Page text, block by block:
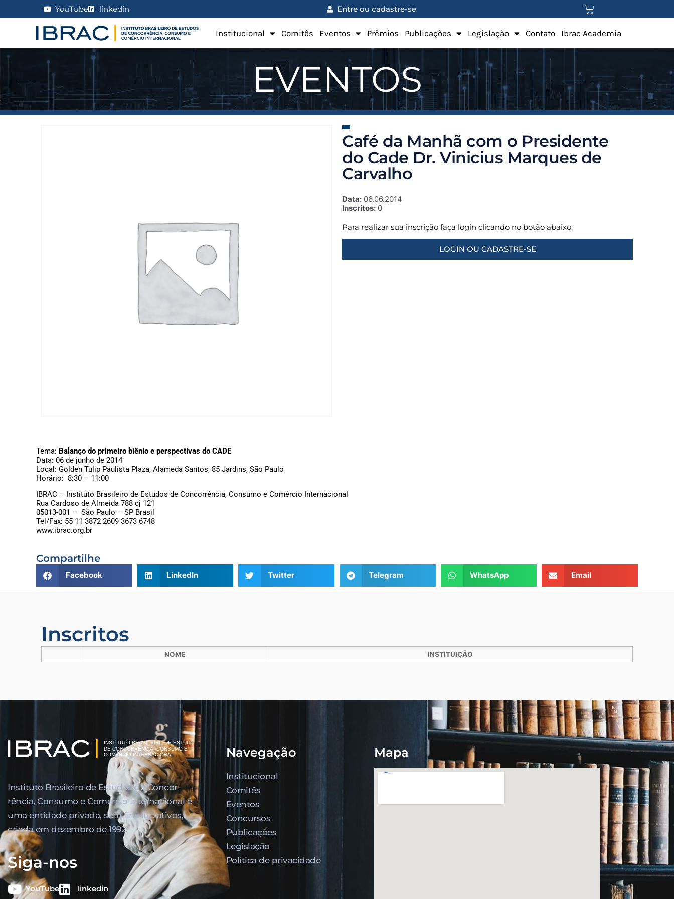
YouTube linkedin Entre ou cadastre-se
Institucional Comitês Eventos Prêmios Publicações Legislação Contato Ibrac Academia
EVENTOS
Café da Manhã com o Presidente
do Cade Dr. Vinicius Marques de
Carvalho
Data: 06.06.2014
Inscritos: 0
Para realizar sua inscrição faça login clicando no botão abaixo.
LOGIN OU CADASTRE-SE
Tema: Balanço do primeiro biênio e perspectivas do CADE
Data: 06 de junho de 2014
Local: Golden Tulip Paulista Plaza, Alameda Santos, 85 Jardins, São Paulo
Horário: 8:30 – 11:00
IBRAC – Instituto Brasileiro de Estudos de Concorrência, Consumo e Comércio Internacional
Rua Cardoso de Almeida 788 cj 121
05013-001 – São Paulo – SP Brasil
Tel/Fax: 55 11 3872 2609 3673 6748
www.ibrac.org.br
Compartilhe
Facebook LinkedIn Twitter Telegram WhatsApp Email
Inscritos
NOME INSTITUIÇÃO
Instituto Brasileiro de Estudos de Concor­
rência, Consumo e Comércio Internacional é
uma entidade privada, sem fins lucrativos,
criada em dezembro de 1992.
Siga-nos
YouTube linkedin
Navegação
Institucional
Comitês
Eventos
Concursos
Publicações
Legislação
Política de privacidade
Mapa